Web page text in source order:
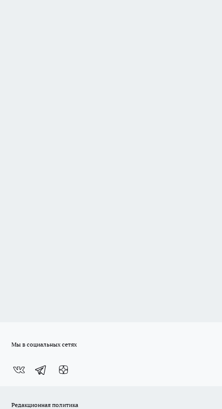
Мы в социальных сетях
Редакционная политика